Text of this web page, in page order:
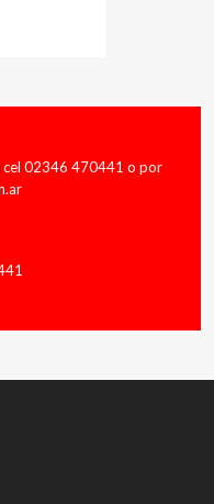
cel 02346 470441 o por